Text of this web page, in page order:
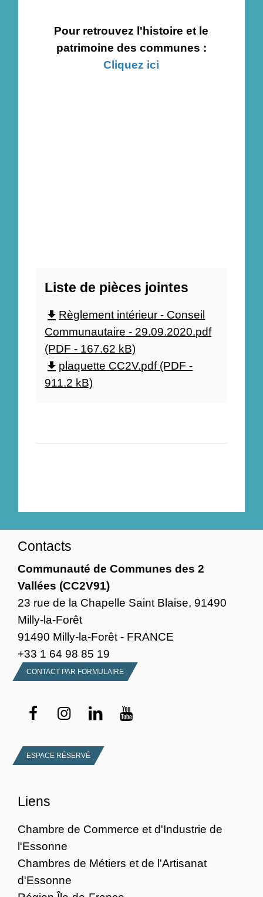
Pour retrouvez l'histoire et le
patrimoine des communes :
Cliquez ici
Liste de pièces jointes
file_downloadRèglement intérieur - Conseil
Communautaire - 29.09.2020.pdf
(PDF - 167.62 kB)
file_download plaquette CC2V.pdf (PDF -
911.2 kB)
Contacts
Communauté de Communes des 2
Vallées (CC2V91)
23 rue de la Chapelle Saint Blaise, 91490
Milly-la-Forêt
91490 Milly-la-Forêt - FRANCE
+33 1 64 98 85 19
CONTACT PAR FORMULAIRE
ESPACE RÉSERVÉ
Liens
Chambre de Commerce et d'Industrie de
l'Essonne
Chambres de Métiers et de l'Artisanat
d'Essonne